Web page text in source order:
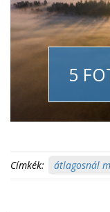
5
Címkék: átlagosnál